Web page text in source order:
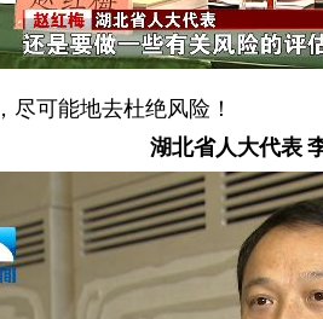
可能地去杜绝风险！
湖北省人大代表